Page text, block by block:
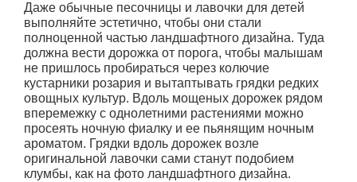
Даже обычные песочницы и лавочки для детей
выполняйте эстетично, чтобы они стали
полноценной частью ландшафтного дизайна. Туда
должна вести дорожка от порога, чтобы малышам
не пришлось пробираться через колючие
кустарники розария и вытаптывать грядки редких
овощных культур. Вдоль мощеных дорожек рядом
вперемежку с однолетними растениями можно
просеять ночную фиалку и ее пьянящим ночным
ароматом. Грядки вдоль дорожек возле
оригинальной лавочки сами станут подобием
клумбы, как на фото ландшафтного дизайна.